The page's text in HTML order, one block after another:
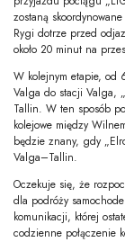
zostaną
Rygi dotrze przed
około 20 minut na
W kolejnym etapie, od
Valga do stacji Valga,
Tallin. W ten sposób
kolejowe między
będzie znany, gdy
Valga–Tallin.
Oczekuje się, że
dla podróży
komunikacji, której
codzienne połączenie